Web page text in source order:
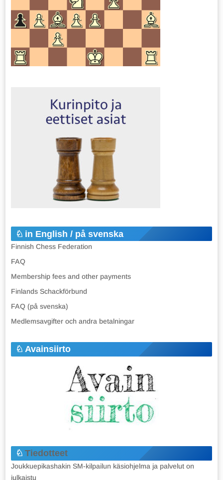
in English / på svenska
Finnish Chess Federation
FAQ
Membership fees and other payments
Finlands Schackförbund
FAQ (på svenska)
Medlemsavgifter och andra betalningar
Avainsiirto
Tiedotteet
Joukkuepikashakin SM-kilpailun käsiohjelma ja palvelut on
julkaistu